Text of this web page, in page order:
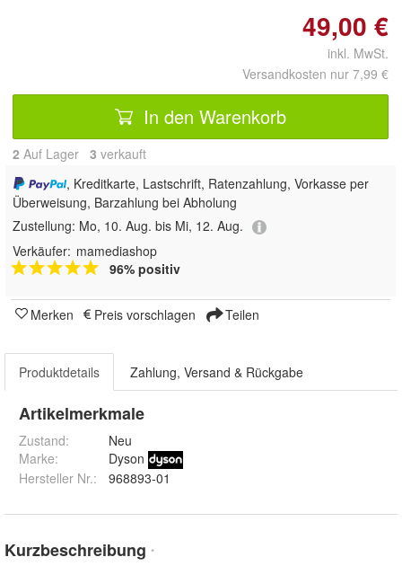
49,00 €
inkl. MwSt.
Versandkosten nur 7,99 €
In den Warenkorb
2 Auf Lager 3 verkauft
, Kreditkarte, Lastschrift, Ratenzahlung, Vorkasse per
Überweisung, Barzahlung bei Abholung
Zustellung: Mo, 10. Aug. bis Mi, 12. Aug.
Verkäufer: mamediashop
96% positiv
Merken Preis vorschlagen Teilen
Produktdetails Zahlung, Versand & Rückgabe
Artikelmerkmale
Zustand:
Neu
Marke:
Dyson
Hersteller Nr.:
968893-01
Kurzbeschreibung *